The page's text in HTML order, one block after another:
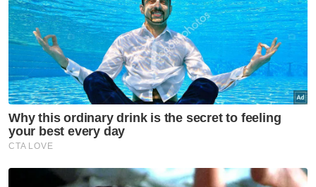
Muat turun aplikasi Sinar Harian.Klik di sini!